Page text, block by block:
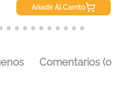
Añadir Al Carrito
Comentarios (0)